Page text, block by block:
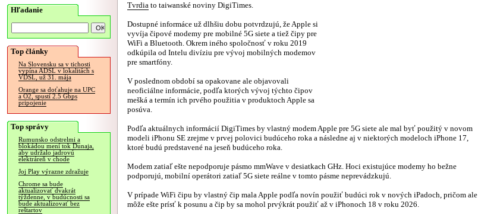
Hľadanie
Top články
Na Slovensku sa v tichosti
vypína ADSL v lokalitách s
VDSL, už 31. mája
Orange sa doťahuje na UPC
a O2, spustí 2.5 Gbps
pripojenie
Top správy
Rumunsko odstrelmi a
blokádou mení tok Dunaja,
aby udržalo jadrovú
elektráreň v chode
Joj Play výrazne zdražuje
Chrome sa bude
aktualizovať dvakrát
týždenne, v budúcnosti sa
bude aktualizovať bez
reštartov
Tvrdia to taiwanské noviny DigiTimes.
Dostupné informáce už dlhšiu dobu potvrdzujú, že Apple si
vyvíja čipové modemy pre mobilné 5G siete a tiež čipy pre
WiFi a Bluetooth. Okrem iného spoločnosť v roku 2019
odkúpila od Intelu divíziu pre vývoj mobilných modemov
pre smartfóny.
V poslednom období sa opakovane ale objavovali
neoficiálne informácie, podľa ktorých vývoj týchto čipov
mešká a termín ich prvého použitia v produktoch Apple sa
posúva.
Podľa aktuálnych informácií DigiTimes by vlastný modem Apple pre 5G siete ale mal byť použitý v novom
modeli iPhonu SE zrejme v prvej polovici budúceho roka a následne aj v niektorých modeloch iPhone 17,
ktoré budú predstavené na jeseň budúceho roka.
Modem zatiaľ ešte nepodporuje pásmo mmWave v desiatkach GHz. Hoci existujúce modemy ho bežne
podporujú, mobilní operátori zatiaľ 5G siete reálne v tomto pásme neprevádzkujú.
V prípade WiFi čipu by vlastný čip mala Apple podľa novín použiť budúci rok v nových iPadoch, pričom ale
môže ešte prísť k posunu a čip by sa mohol prvýkrát použiť až v iPhonoch 18 v roku 2026.